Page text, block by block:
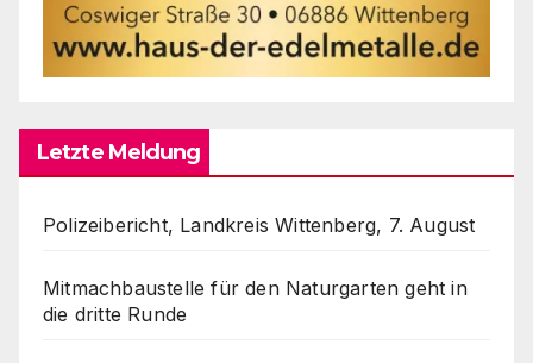
Letzte Meldung
Polizeibericht, Landkreis Wittenberg, 7. August
Mitmachbaustelle für den Naturgarten geht in
die dritte Runde